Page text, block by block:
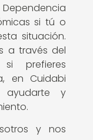
si tú o
situación.
a través del
prefieres
en Cuidabi
ayudarte y
y nos